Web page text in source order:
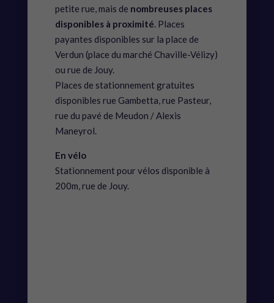
petite rue, mais de nombreuses places
disponibles à proximité. Places
payantes disponibles sur la place de
Verdun (place du marché Chaville-Vélizy)
ou rue de Jouy.
Places de stationnement gratuites
disponibles rue Gambetta, rue Pasteur,
rue du pavé de Meudon / Alexis
Maneyrol.
En vélo
Stationnement pour vélos disponible à
200m, rue de Jouy.